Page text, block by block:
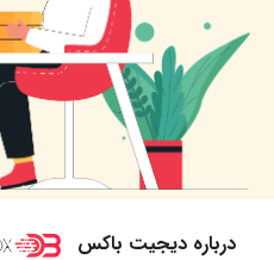
درباره دیجیت باکس